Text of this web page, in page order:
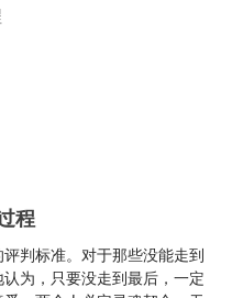
程
判标准。对于那些没能走到
为，只要没走到最后，一定